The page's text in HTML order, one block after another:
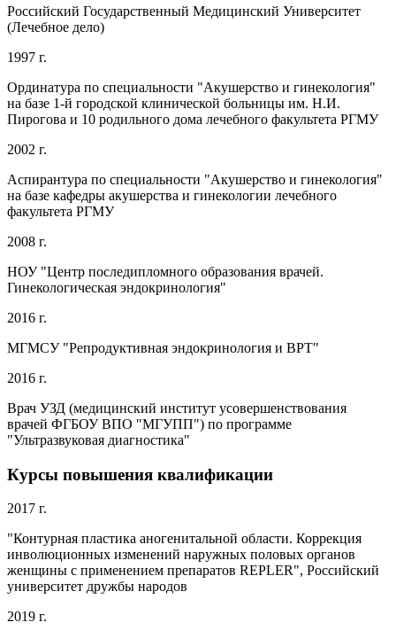
Российский Государственный Медицинский Университет
(Лечебное дело)
1997 г.
Ординатура по специальности "Акушерство и гинекология"
на базе 1-й городской клинической больницы им. Н.И.
Пирогова и 10 родильного дома лечебного факультета РГМУ
2002 г.
Аспирантура по специальности "Акушерство и гинекология"
на базе кафедры акушерства и гинекологии лечебного
факультета РГМУ
2008 г.
НОУ "Центр последипломного образования врачей.
Гинекологическая эндокринология"
2016 г.
МГМСУ "Репродуктивная эндокринология и ВРТ"
2016 г.
Врач УЗД (медицинский институт усовершенствования
врачей ФГБОУ ВПО "МГУПП") по программе
"Ультразвуковая диагностика"
Курсы повышения квалификации
2017 г.
"Контурная пластика аногенитальной области. Коррекция
инволюционных изменений наружных половых органов
женщины с применением препаратов REPLER", Российский
университет дружбы народов
2019 г.